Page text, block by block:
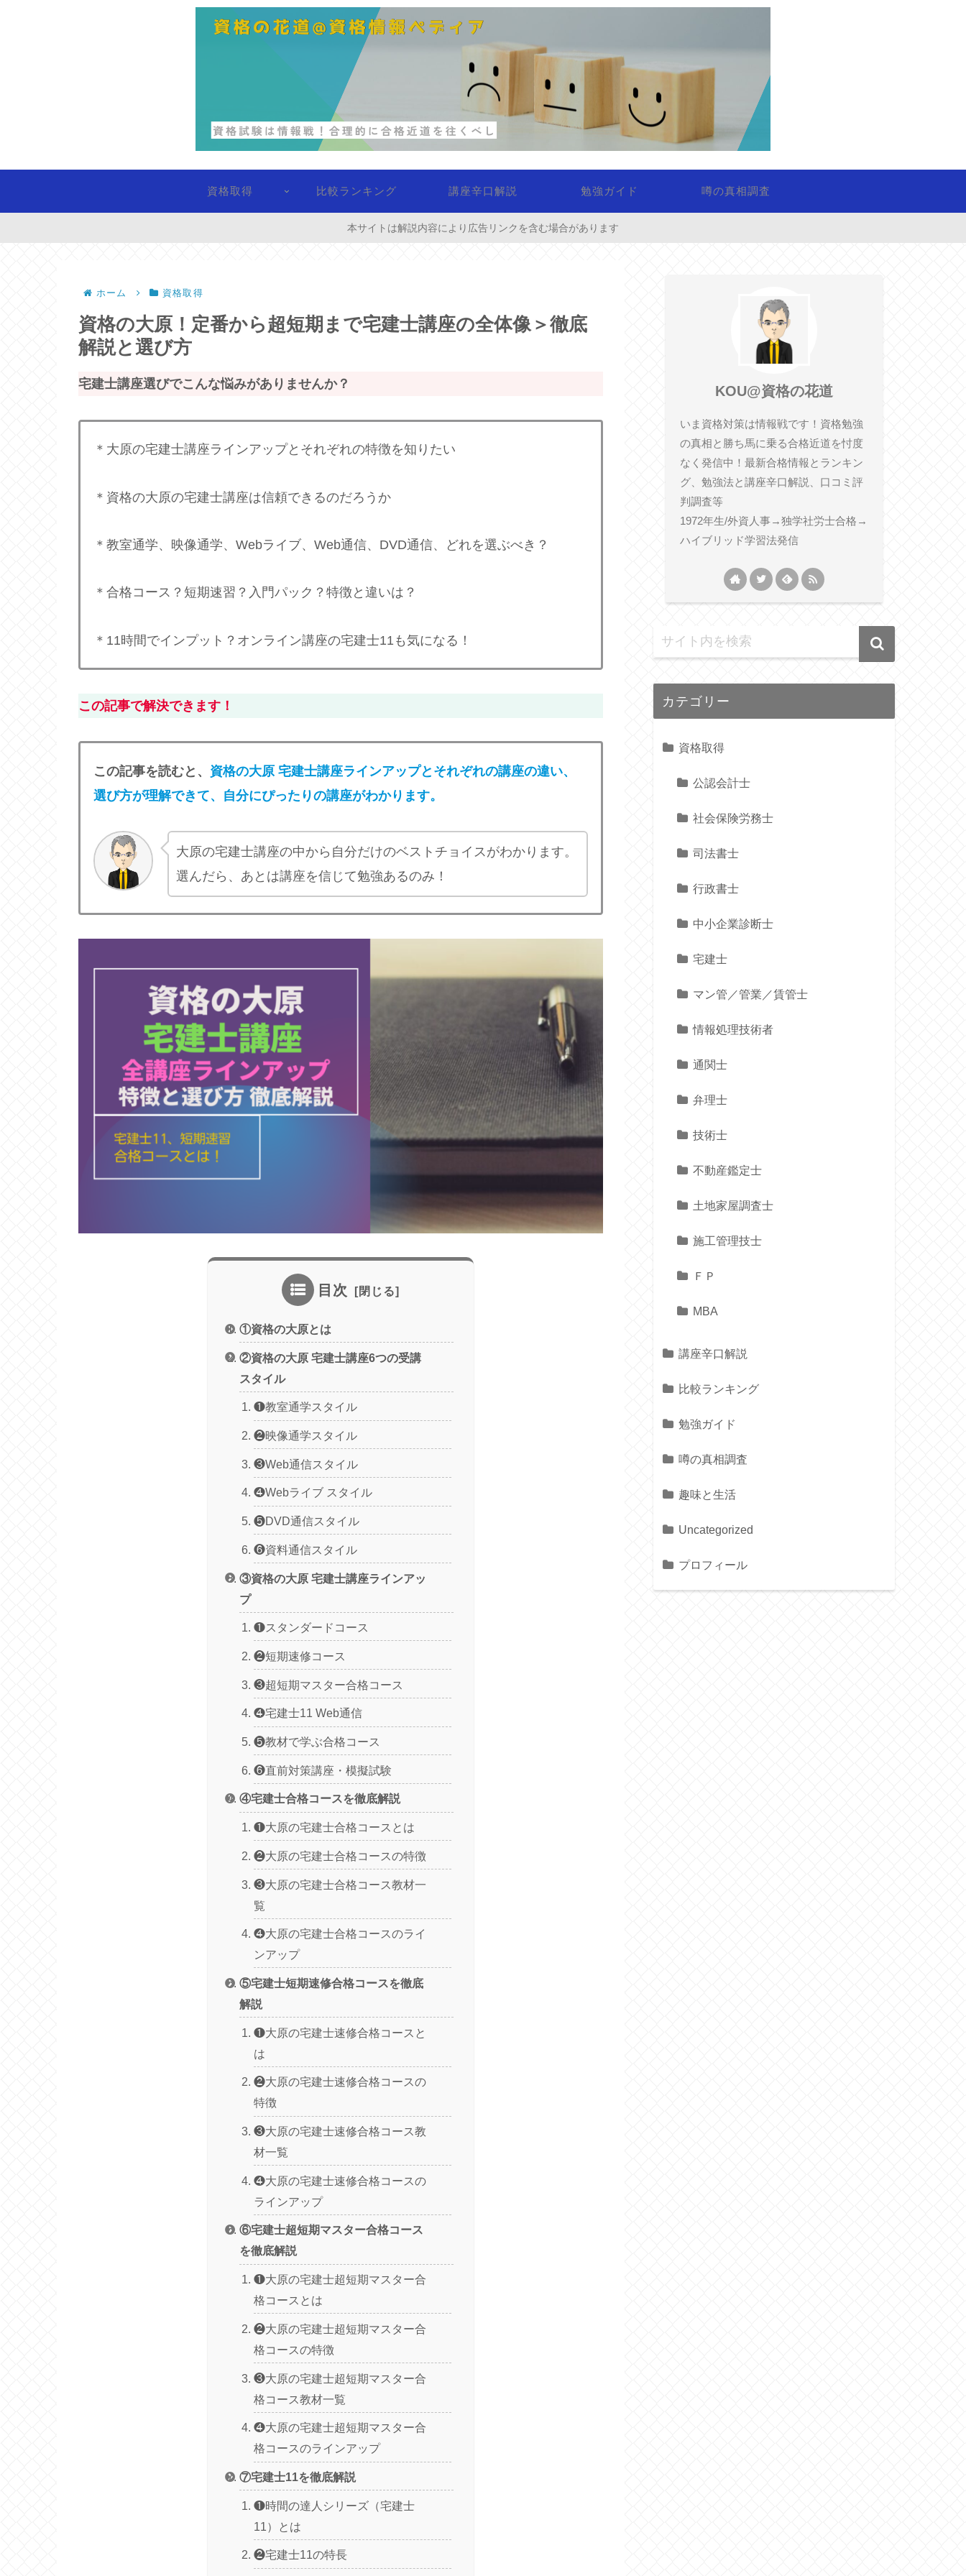
資格取得 比較ランキング 講座辛口解説 勉強ガイド 噂の真相調査
本サイトは解説内容により広告リンクを含む場合があります
ホーム 資格取得
資格の大原！定番から超短期まで宅建士講座の全体像＞徹底
解説と選び方
宅建士講座選びでこんな悩みがありませんか？
＊大原の宅建士講座ラインアップとそれぞれの特徴を知りたい
＊資格の大原の宅建士講座は信頼できるのだろうか
＊教室通学、映像通学、Webライブ、Web通信、DVD通信、どれを選ぶべき？
＊合格コース？短期速習？入門パック？特徴と違いは？
＊11時間でインプット？オンライン講座の宅建士11も気になる！
この記事で解決できます！
この記事を読むと、 資格の大原 宅建士講座ラインアップとそれぞれの講座の違い、
選び方が理解できて、自分にぴったりの講座がわかります。
大原の宅建士講座の中から自分だけのベストチョイスがわかります。
選んだら、あとは講座を信じて勉強あるのみ！
目次
①資格の大原とは
②資格の大原 宅建士講座6つの受講
スタイル
❶教室通学スタイル
❷映像通学スタイル
❸Web通信スタイル
❹Webライブ スタイル
❺DVD通信スタイル
❻資料通信スタイル
③資格の大原 宅建士講座ラインアッ
プ
❶スタンダードコース
❷短期速修コース
❸超短期マスター合格コース
❹宅建士11 Web通信
❺教材で学ぶ合格コース
❻直前対策講座・模擬試験
④宅建士合格コースを徹底解説
❶大原の宅建士合格コースとは
❷大原の宅建士合格コースの特徴
❸大原の宅建士合格コース教材一
覧
❹大原の宅建士合格コースのライ
ンアップ
⑤宅建士短期速修合格コースを徹底
解説
❶大原の宅建士速修合格コースと
は
❷大原の宅建士速修合格コースの
特徴
❸大原の宅建士速修合格コース教
材一覧
❹大原の宅建士速修合格コースの
ラインアップ
⑥宅建士超短期マスター合格コース
を徹底解説
❶大原の宅建士超短期マスター合
格コースとは
❷大原の宅建士超短期マスター合
格コースの特徴
❸大原の宅建士超短期マスター合
格コース教材一覧
❹大原の宅建士超短期マスター合
格コースのラインアップ
⑦宅建士11を徹底解説
❶時間の達人シリーズ（宅建士
11）とは
❷宅建士11の特長
KOU@資格の花道
いま資格対策は情報戦です！資格勉強
の真相と勝ち馬に乗る合格近道を忖度
なく発信中！最新合格情報とランキン
グ、勉強法と講座辛口解説、口コミ評
判調査等
1972年生/外資人事→独学社労士合格→
ハイブリッド学習法発信
カテゴリー
資格取得
公認会計士
社会保険労務士
司法書士
行政書士
中小企業診断士
宅建士
マン管／管業／賃管士
情報処理技術者
通関士
弁理士
技術士
不動産鑑定士
土地家屋調査士
施工管理技士
ＦＰ
MBA
講座辛口解説
比較ランキング
勉強ガイド
噂の真相調査
趣味と生活
Uncategorized
プロフィール